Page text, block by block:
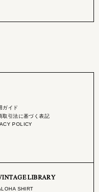
ガイド
取引法に基づく表記
POLICY
LIBRARY
SHIRT